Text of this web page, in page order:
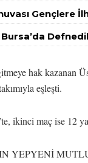
Gençlere
Bursa’da
hak kazanan
eşleşti.
ikinci maç ise 12
YEPYENİ